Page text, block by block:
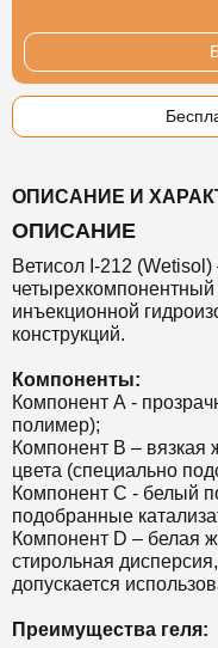
ОПИСАНИЕ И
ОПИСАНИЕ
Ветисол I-212
инъекционной
конструкций.
Компоненты:
Компонент А -
полимер);
Компонент В – вязкая
цвета (специально
Компонент С - белый
подобранные
Компонент D – белая
стирольная
допускается
Преимущества геля: